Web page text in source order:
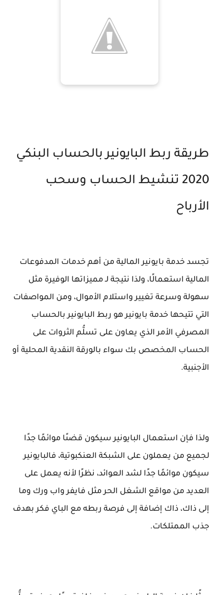
طريقة ربط البايونير بالحساب البنكي
2020 تنشيط الحساب وسحب
الأرباح
تجسد خدمة بايونير المالية من أهم خدمات المدفوعات
المالية استعمالًا، ولذا نتيجة لـ مميزاتها الوفيرة مثل
سهولة وسرعة تغيير واستلام الأموال، ومن المواصفات
التي تتيحها خدمة بايونير هو ربط البايونير بالحساب
المصرفي الأمر الذي يعاون على تسلُّم الثروات على
الحساب المخصص بك سواء بالورقة النقدية المحلية أو
الأجنبية.
ولذا فإن استعمال البايونير سيكون قضىًا موائمًا جدًا
لجميع من يعملون على الشبكة العنكبوتية، فالبايونير
سيكون موائمًا جدًا لشد العوائد، نظرًا لأنه يعمل على
العديد من مواقع الشغل الحر مثل فايفر واب ورك وما
إلى ذاك، ذاك إضافة إلى فرصة ربطه مع الباي فكر بهدف
جذب الممتلكات.